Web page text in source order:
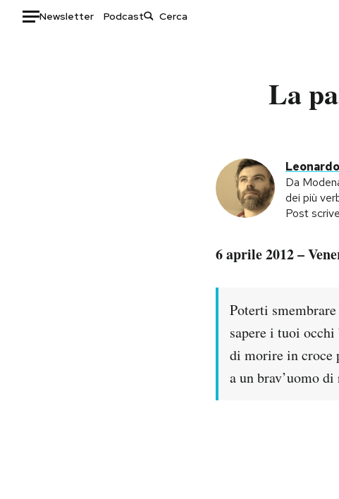
Newsletter Podcast
Storie/Idee
Ok Boomer!
Altrecose
La
Da
dei più
Post
6 aprile 2012 –
Poterti
sapere i tuoi
di morire in croce
a un brav’uomo